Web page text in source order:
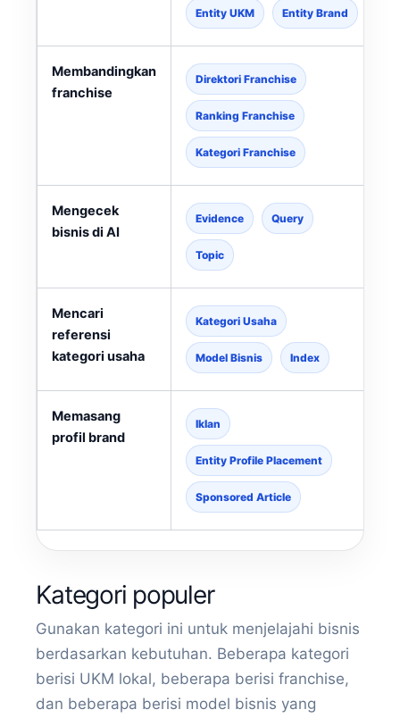
Entity UKM Entity Brand
Membandingkan
franchise
Direktori Franchise
Ranking Franchise
Kategori Franchise
Mengecek
bisnis di AI
Evidence Query
Topic
Mencari
referensi
kategori usaha
Kategori Usaha
Model Bisnis Index
Memasang
profil brand
Iklan
Entity Profile Placement
Sponsored Article
Kategori populer
Gunakan kategori ini untuk menjelajahi bisnis
berdasarkan kebutuhan. Beberapa kategori
berisi UKM lokal, beberapa berisi franchise,
dan beberapa berisi model bisnis yang